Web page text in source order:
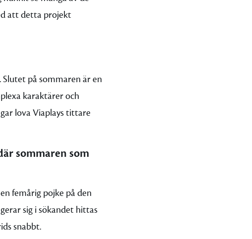
att detta projekt
på sommaren är en
karaktärer och
lova Viaplays tittare
sommaren som
femårig pojke på den
sig i sökandet hittas
snabbt.